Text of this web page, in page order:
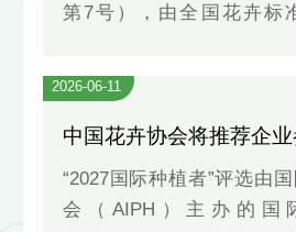
第7号），由全国花卉标
准发布（具体见下表）。10
行业标准这10项林业标准中
准，6项是制定标准。由中
所等单位起草的《水仙》
(Narci
2026-06-11
“2027国际种植者”评选由
会（AIPH）主办的国